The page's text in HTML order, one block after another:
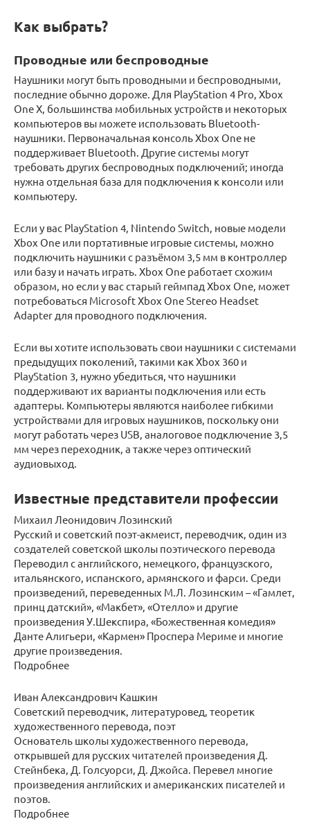
Как выбрать?
Проводные или беспроводные
Наушники могут быть проводными и беспроводными,
последние обычно дороже. Для PlayStation 4 Pro, Xbox
One X, большинства мобильных устройств и некоторых
компьютеров вы можете использовать Bluetooth-
наушники. Первоначальная консоль Xbox One не
поддерживает Bluetooth. Другие системы могут
требовать других беспроводных подключений; иногда
нужна отдельная база для подключения к консоли или
компьютеру.
Если у вас PlayStation 4, Nintendo Switch, новые модели
Xbox One или портативные игровые системы, можно
подключить наушники с разъёмом 3,5 мм в контроллер
или базу и начать играть. Xbox One работает схожим
образом, но если у вас старый геймпад Xbox One, может
потребоваться Microsoft Xbox One Stereo Headset
Adapter для проводного подключения.
Если вы хотите использовать свои наушники с системами
предыдущих поколений, такими как Xbox 360 и
PlayStation 3, нужно убедиться, что наушники
поддерживают их варианты подключения или есть
адаптеры. Компьютеры являются наиболее гибкими
устройствами для игровых наушников, поскольку они
могут работать через USB, аналоговое подключение 3,5
мм через переходник, а также через оптический
аудиовыход.
Известные представители профессии
Михаил Леонидович Лозинский
Русский и советский поэт-акмеист, переводчик, один из
создателей советской школы поэтического перевода
Переводил с английского, немецкого, французского,
итальянского, испанского, армянского и фарси. Среди
произведений, переведенных М.Л. Лозинским – «Гамлет,
принц датский», «Макбет», «Отелло» и другие
произведения У.Шекспира, «Божественная комедия»
Данте Алигьери, «Кармен» Проспера Мериме и многие
другие произведения.
Подробнее
Иван Александрович Кашкин
Советский переводчик, литературовед, теоретик
художественного перевода, поэт
Основатель школы художественного перевода,
открывшей для русских читателей произведения Д.
Стейнбека, Д. Голсуорси, Д. Джойса. Перевел многие
произведения английских и американских писателей и
поэтов.
Подробнее